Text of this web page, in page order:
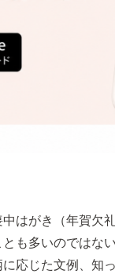
はがき（年賀欠
も多いのではな
応じた文例、知